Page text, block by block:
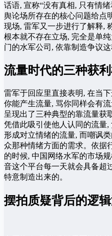
话语, 宣称“没有真相, 只有情
舆论场所存在的核心问题给点
现场, 雷军又一步进行了解释,
根本就不存在立场, 完全是单
门的水军公司, 依靠制造争议
流量时代的三种获
雷军于回应里直接表明, 在当
你能产生流量, 骂你同样会有
呈现出了三种典型的靠流量获
凭借此吸引使他人认同的流量
形成对立情绪的流量, 而嘲讽
众那种情绪方面的需求。依据
的时候, 中国网络水军的市场
音这个平台每一天就会具备超
特意制造出来的。
摆拍质疑背后的逻